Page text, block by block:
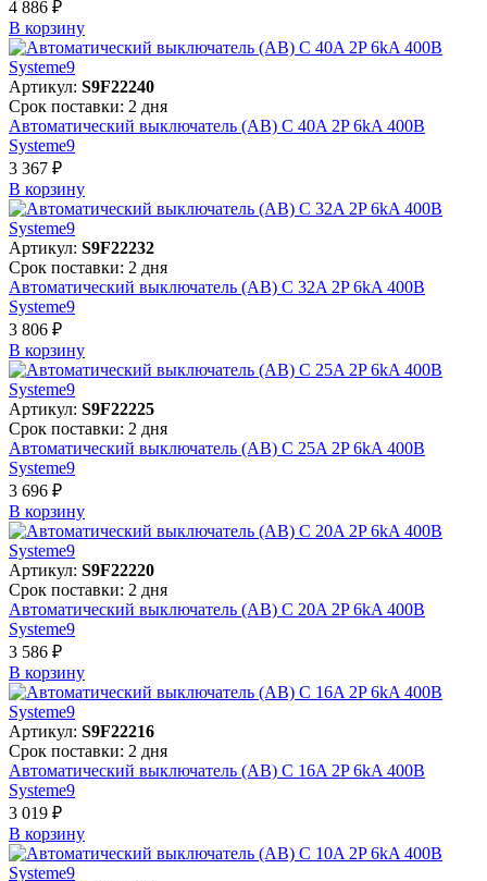
4 886 ₽
В корзинy
Артикул: S9F22240
Срок поставки: 2 дня
Автоматический выключатель (АВ) C 40A 2P 6kA 400В
Systeme9
3 367 ₽
В корзинy
Артикул: S9F22232
Срок поставки: 2 дня
Автоматический выключатель (АВ) C 32A 2P 6kA 400В
Systeme9
3 806 ₽
В корзинy
Артикул: S9F22225
Срок поставки: 2 дня
Автоматический выключатель (АВ) C 25A 2P 6kA 400В
Systeme9
3 696 ₽
В корзинy
Артикул: S9F22220
Срок поставки: 2 дня
Автоматический выключатель (АВ) C 20A 2P 6kA 400В
Systeme9
3 586 ₽
В корзинy
Артикул: S9F22216
Срок поставки: 2 дня
Автоматический выключатель (АВ) C 16A 2P 6kA 400В
Systeme9
3 019 ₽
В корзинy